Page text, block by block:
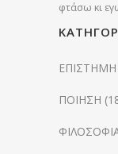
φτάσω κι
ΕΠΙΣΤΗΜΗ
ΠΟΙΗΣΗ